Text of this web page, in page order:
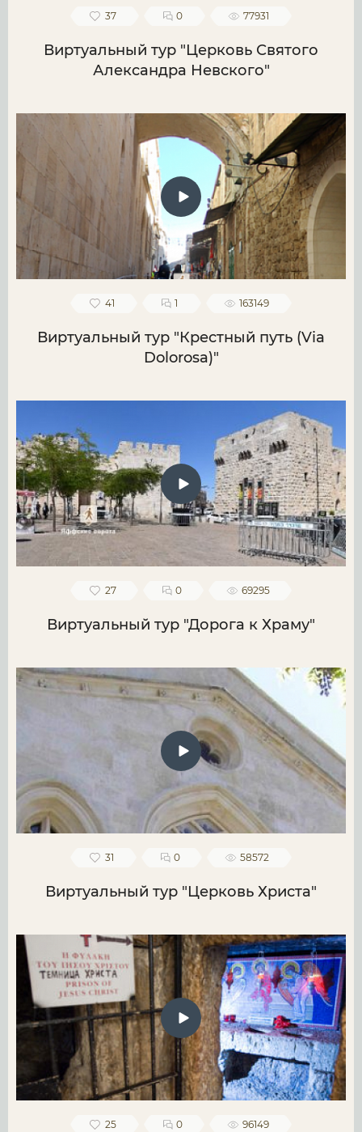
37 0 77931
Виртуальный тур "Церковь Святого
Александра Невского"
41 1 163149
Виртуальный тур "Крестный путь (Via
Dolorosa)"
27 0 69295
Виртуальный тур "Дорога к Храму"
31 0 58572
Виртуальный тур "Церковь Христа"
25 0 96149